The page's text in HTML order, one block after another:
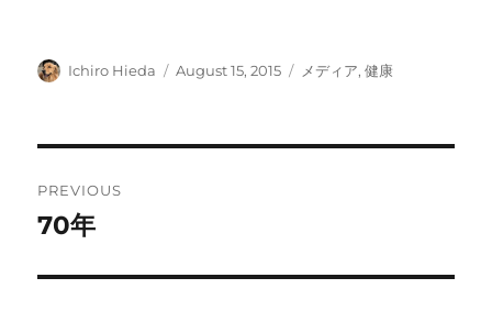
Author
Ichiro Hieda
Posted
August 15, 2015 Categories
メディア,健康
navigation
PREVIOUS
Previous
70年